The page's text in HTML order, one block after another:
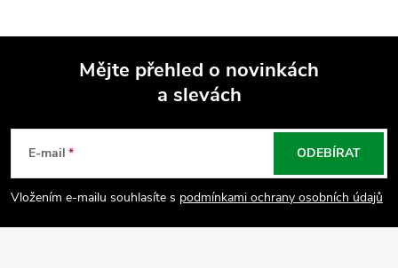
p
a
Mějte přehled o novinkách
a slevách
E-mail
Vložením e-mailu souhlasíte s podmínkami ochrany osobních údajů
ODEBÍRAT